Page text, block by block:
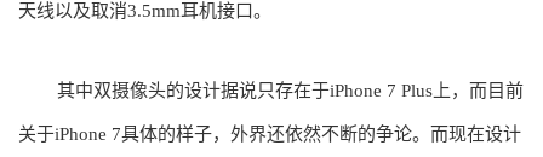
天线以及取消3.5mm耳机接口。
其中双摄像头的设计据说只存在于iPhone 7 Plus上，而目前
关于iPhone 7具体的样子，外界还依然不断的争论。而现在设计